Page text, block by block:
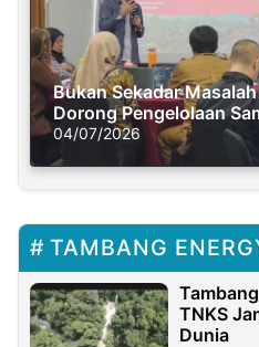
Bukan Sekadar
Dorong Pengelolaan
Solusi Krisis Iklim
04/07/2026
TAMBANG
TNKS
Dunia